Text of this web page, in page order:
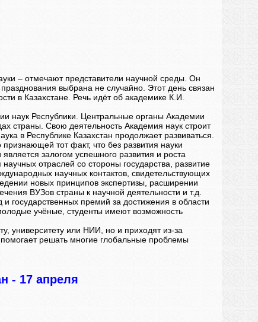
– отмечают представители научной среды. Он
выбрана не случайно. Этот день связан
в Казахстане. Речь идёт об академике К.И.
наук Республики. Центральные органы Академии
страны. Свою деятельность Академия наук строит
в Республике Казахстан продолжает развиваться.
тот факт, что без развития науки
залогом успешного развития и роста
отраслей со стороны государства, развитие
научных контактов, свидетельствующих
новых принципов экспертизы, расширении
ВУЗов страны к научной деятельности и т.д.
государственных премий за достижения в области
учёные, студенты имеют возможность
университету или НИИ, но и приходят из-за
решать многие глобальные проблемы
- 17 апреля